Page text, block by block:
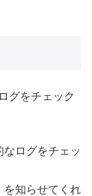
グをチェック
ログをチェッ
を知らせてくれ